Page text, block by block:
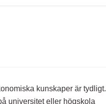
kunskaper är tydligt.
universitet eller högskola